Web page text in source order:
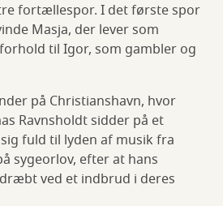
fortællespor. I det første spor
Masja, der lever som
til Igor, som gambler og
på Christianshavn, hvor
Ravnsholdt sidder på et
fuld til lyden af musik fra
sygeorlov, efter at hans
ved et indbrud i deres